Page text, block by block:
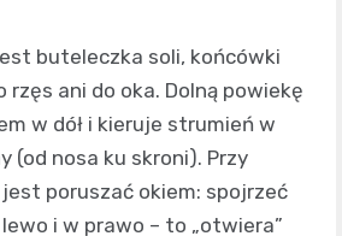
buteleczka soli, końcówki
rzęs ani do oka. Dolną powiekę
w dół i kieruje strumień w
(od nosa ku skroni). Przy
jest poruszać okiem: spojrzeć
i w prawo – to „otwiera”